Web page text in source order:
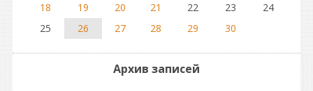
18
19 20 21 22 23
24
25
26 27 28 29 30
Архив записей